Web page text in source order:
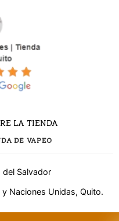
LA TIENDA
DE VAPEO
del Salvador
Naciones Unidas, Quito.